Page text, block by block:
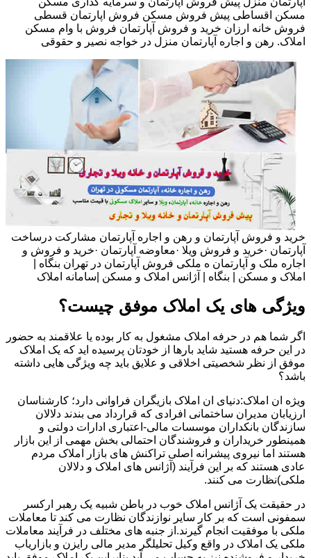
مسکن اقساطی پیش فروش مسکن فروش اپارتمان قسطی
فروش خانه ارزان خرید و فروش آپارتمان فروش با وام مسکن
املاک. رهن و اجاره آپارتمان منزل در خواجه نصیر و حقوقی
خرید و فروش آپارتمان و رهن و اجاره آپارتمان مشارکت درساخت
آپارتمان ·خرید و فروش ویلا ·معاوضه آپارتمان ·خرید و فروش و
اجاره ملک و آپارتمان ه ملکی فروش آپارتمان در تهران بنگاه |
املاک و مسکن | بنگاه | آژانس املاک و مسکن |سامانه املاک
ویژگی های یک املاک موفق چیست؟
اگر شما هم در حرفه املاک مشغول به کار بوده یا علاقمند به حضور
در این حرفه هستید شاید بارها از خودتان پرسیده اید که یک املاک
موفق از نظر شخصیتی اخلاقی و علایق باید چه ویژگی هایی داشته
باشد؟
ویژه ان املاک:دنیای ان املاک بازیگران فراوانی دارد؛ کارشناسان
ارزیابان مدیران ساختمانی افرادی که قرارداد می بندند دلالان
سازندگان بانکداران موسسات مالی-اعتباری ادارات دولتی و
همینطور خریداران و فروشندگان احتمالی بخش مهمی از این بازار
هستند اما نیروی پیشرانه اصلی تراکنش های بازار املاک مردم
عادی هستند که بر این فرآیند (آژانس های املاک و دلالان
ملکی)نظارت می کنند.
در حقیقت یک آژانس املاک خوب در باطن شبیه یک رهبر ارکسر
سمفونی است که بر کار سایر نوازندگان نظارت می کند تا معاملات
ملکی با موفقیت انجام گیرند.از جنبه های مختلف در فرآیند معاملات
ملکی یک املاک در واقع وکیل تحلیلگر مدیر مالی رایزن و بازاریاب